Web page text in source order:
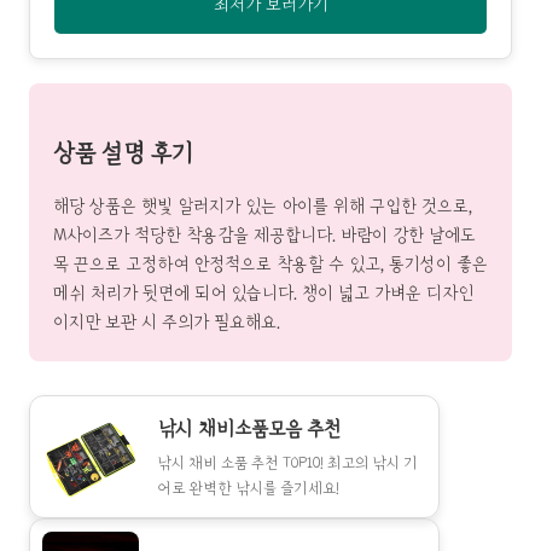
최저가 보러가기
상품 설명 후기
해당 상품은 햇빛 알러지가 있는 아이를 위해 구입한 것으로,
M사이즈가 적당한 착용감을 제공합니다. 바람이 강한 날에도
목 끈으로 고정하여 안정적으로 착용할 수 있고, 통기성이 좋은
메쉬 처리가 뒷면에 되어 있습니다. 챙이 넓고 가벼운 디자인
이지만 보관 시 주의가 필요해요.
낚시 채비소품모음 추천
낚시 채비 소품 추천 TOP10! 최고의 낚시 기
어로 완벽한 낚시를 즐기세요!